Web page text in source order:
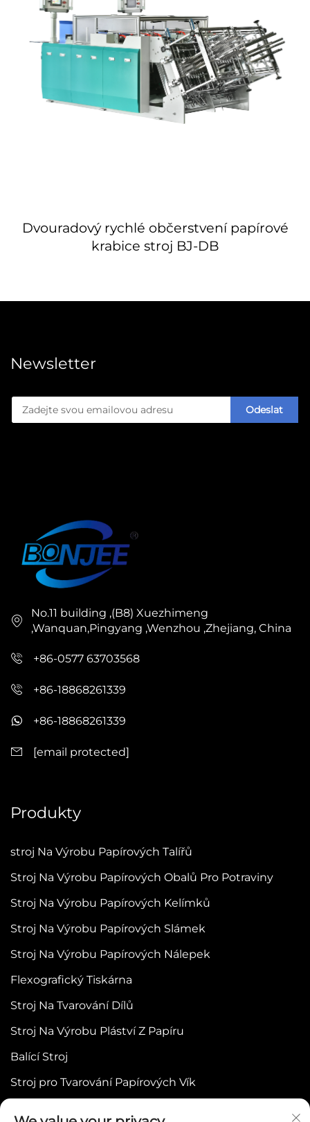
Dvouradový rychlé občerstvení papírové
krabice stroj BJ-DB
Newsletter
Odeslat
No.11 building ,(B8) Xuezhimeng
,Wanquan,Pingyang ,Wenzhou ,Zhejiang, China
+86-0577 63703568
+86-18868261339
+86-18868261339
[email protected]
Produkty
stroj Na Výrobu Papírových Talířů
Stroj Na Výrobu Papírových Obalů Pro Potraviny
Stroj Na Výrobu Papírových Kelímků
Stroj Na Výrobu Papírových Slámek
Stroj Na Výrobu Papírových Nálepek
Flexografický Tiskárna
Stroj Na Tvarování Dílů
Stroj Na Výrobu Pláství Z Papíru
Balící Stroj
Stroj pro Tvarování Papírových Vík